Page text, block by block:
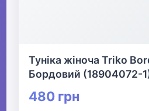
Туніка жіноча Triko
Бордовий (18904072-
480 грн